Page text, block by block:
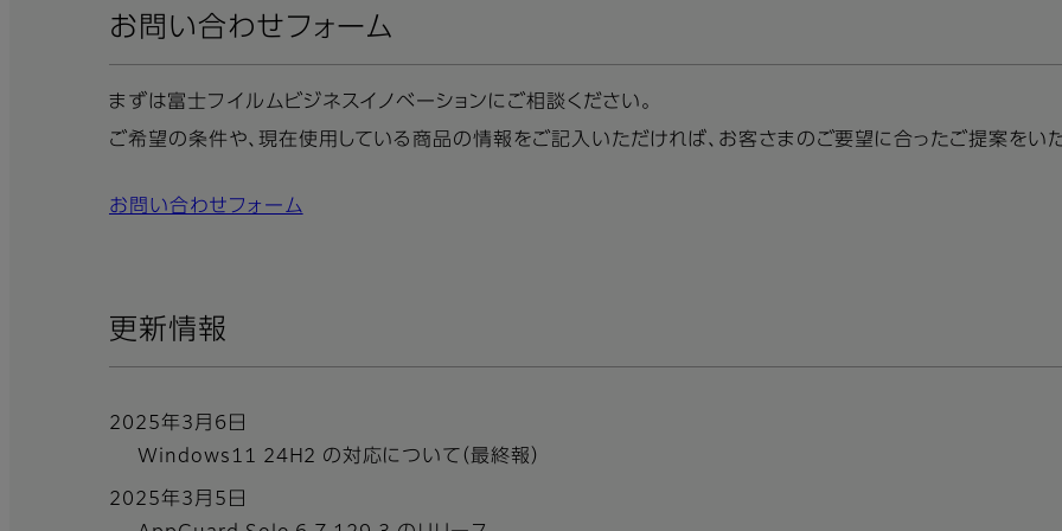
お問い合わせフォーム
まずは富士フイルムビジネスイノベーションにご相談ください。
ご希望の条件や、現在使用している商品の情報をご記入いただければ、お客さまのご要望に合ったご提案をいた
お問い合わせフォーム
更新情報
2025年3月6日
Windows11 24H2 の対応について（最終報）
2025年3月5日